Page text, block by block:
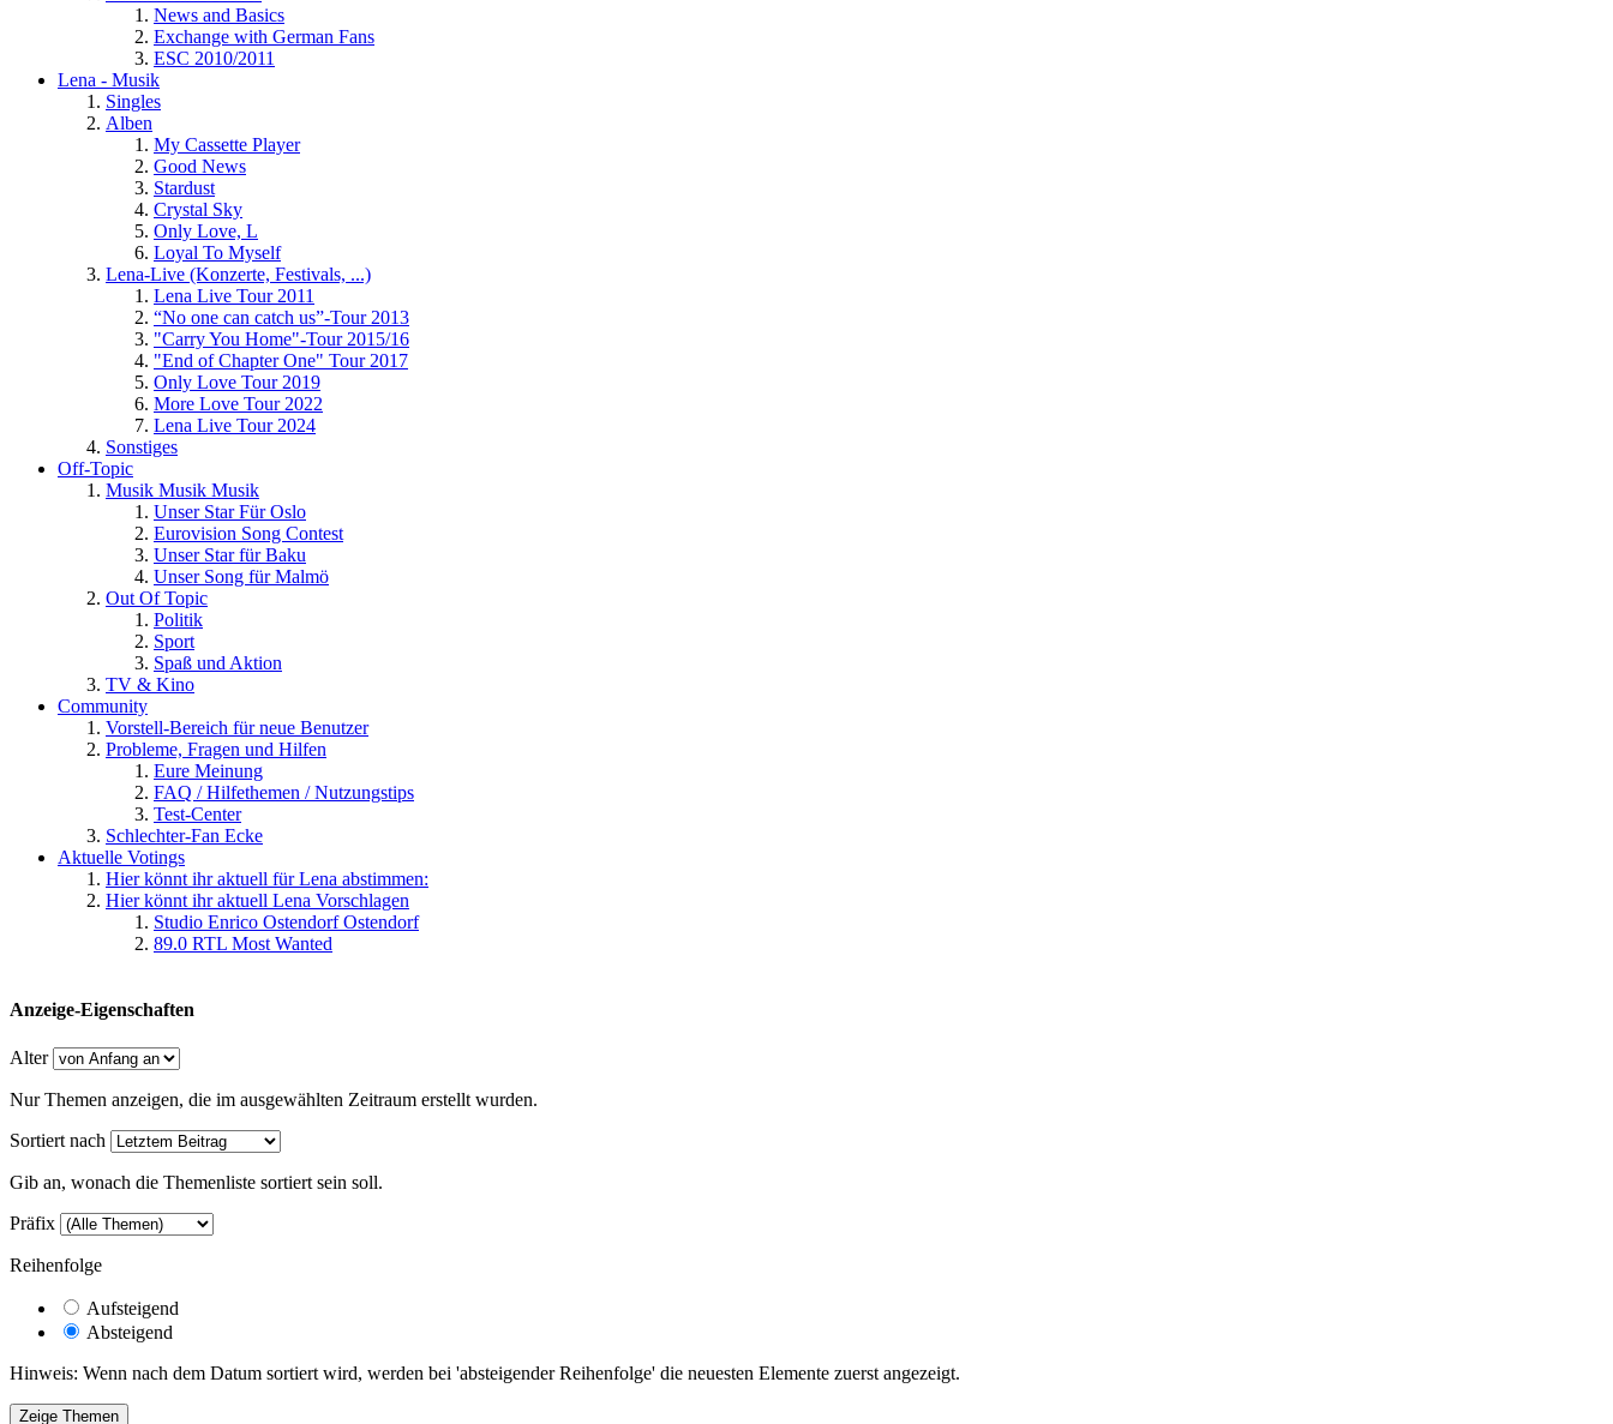
News and Basics
Exchange with German Fans
ESC 2010/2011
Lena - Musik
Singles
Alben
My Cassette Player
Good News
Stardust
Crystal Sky
Only Love, L
Loyal To Myself
Lena-Live (Konzerte, Festivals, ...)
Lena Live Tour 2011
“No one can catch us”-Tour 2013
"Carry You Home"-Tour 2015/16
"End of Chapter One" Tour 2017
Only Love Tour 2019
More Love Tour 2022
Lena Live Tour 2024
Sonstiges
Off-Topic
Musik Musik Musik
Unser Star Für Oslo
Eurovision Song Contest
Unser Star für Baku
Unser Song für Malmö
Out Of Topic
Politik
Sport
Spaß und Aktion
TV & Kino
Community
Vorstell-Bereich für neue Benutzer
Probleme, Fragen und Hilfen
Eure Meinung
FAQ / Hilfethemen / Nutzungstips
Test-Center
Schlechter-Fan Ecke
Aktuelle Votings
Hier könnt ihr aktuell für Lena abstimmen:
Hier könnt ihr aktuell Lena Vorschlagen
Studio Enrico Ostendorf Ostendorf
89.0 RTL Most Wanted
Anzeige-Eigenschaften
Alter
Nur Themen anzeigen, die im ausgewählten Zeitraum erstellt wurden.
Sortiert nach
Gib an, wonach die Themenliste sortiert sein soll.
Präfix
Reihenfolge
Aufsteigend
Absteigend
Hinweis: Wenn nach dem Datum sortiert wird, werden bei 'absteigender Reihenfolge' die neuesten Elemente zuerst angezeigt.